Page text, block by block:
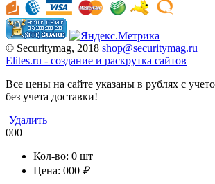
© Securitymag, 2018 shop@securitymag.ru
Elites.ru - cоздание и раскрутка сайтов
Все цены на сайте указаны в рублях с
без учета доставки!
Удалить
000
Кол-во: 0 шт
Цена: 000 ₽